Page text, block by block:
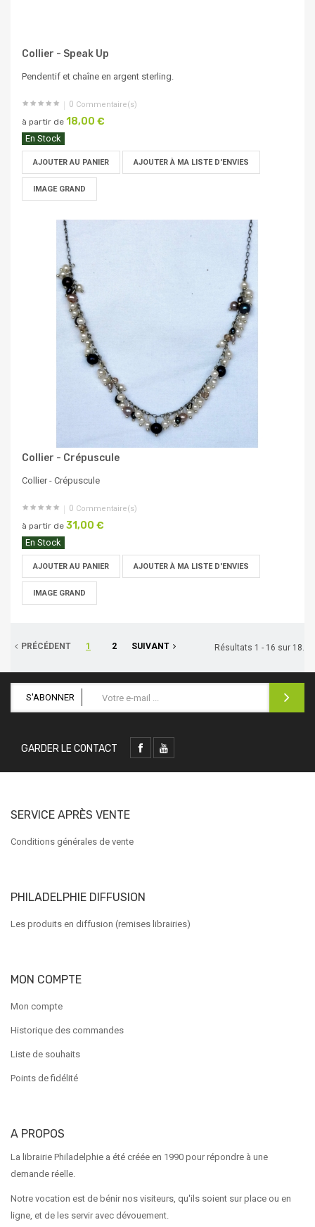
Collier - Speak Up
Pendentif et chaîne en argent sterling.
0 Commentaire(s)
à partir de 18,00 €
En Stock
AJOUTER AU PANIER AJOUTER À MA LISTE D'ENVIES
IMAGE GRAND
Collier - Crépuscule
Collier - Crépuscule
0 Commentaire(s)
à partir de 31,00 €
En Stock
AJOUTER AU PANIER AJOUTER À MA LISTE D'ENVIES
IMAGE GRAND
PRÉCÉDENT 1 2 SUIVANT Résultats 1 - 16 sur 18.
S'ABONNER
GARDER LE CONTACT
SERVICE APRÈS VENTE
Conditions générales de vente
PHILADELPHIE DIFFUSION
Les produits en diffusion (remises librairies)
MON COMPTE
Mon compte
Historique des commandes
Liste de souhaits
Points de fidélité
A PROPOS
La librairie Philadelphie a été créée en 1990 pour répondre à une
demande réelle.
Notre vocation est de bénir nos visiteurs, qu'ils soient sur place ou en
ligne, et de les servir avec dévouement.